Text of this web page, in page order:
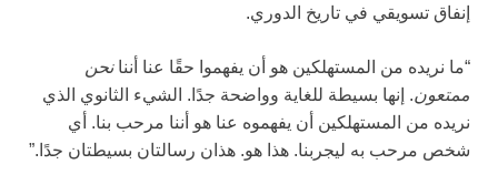
إنفاق تسويقي في تاريخ الدوري.
“ما نريده من المستهلكين هو أن يفهموا حقًا عنا أننانحن
ممتعون. إنها بسيطة للغاية وواضحة جدًا. الشيء الثانوي الذي
نريده من المستهلكين أن يفهموه عنا هو أننا مرحب بنا. أي
شخص مرحب به ليجربنا. هذا هو. هذان رسالتان بسيطتان جدًا.”